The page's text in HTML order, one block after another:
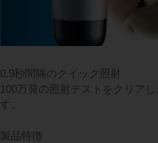
0.9秒間隔のクイック照射
100万発の照射テストをクリア
す。
製品特徴